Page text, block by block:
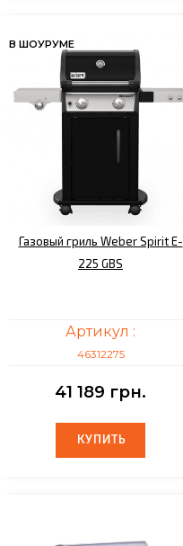
В ШОУРУМЕ
Газовый гриль Weber Spirit E-
225 GBS
Артикул :
46312275
41 189 грн.
КУПИТЬ
КУПИТЬ